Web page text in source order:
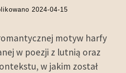
2024-04-15
motyw harfy
w poezji z lutnią oraz
w jakim został